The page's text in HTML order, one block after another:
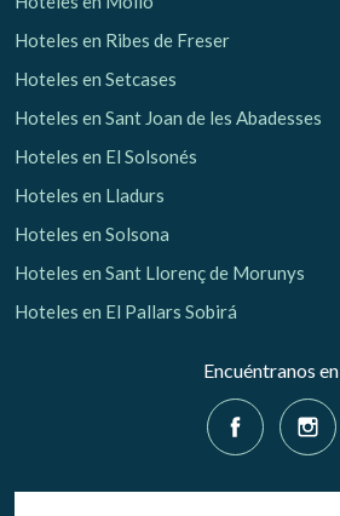
Hoteles en Ribes de Freser
Hoteles en Setcases
Hoteles en Sant Joan de les Abadesses
Hoteles en El Solsonés
Hoteles en Lladurs
Hoteles en Solsona
Hoteles en Sant Llorenç de Morunys
Hoteles en El Pallars Sobirá
Encuéntranos en